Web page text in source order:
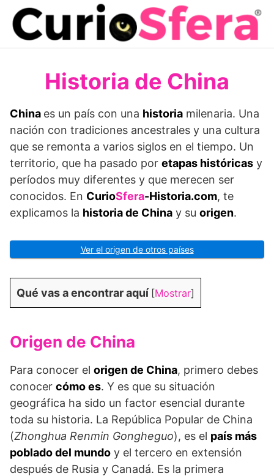
Saltar
contenido
Historia de China
China es un país con una historia milenaria. Una
nación con tradiciones ancestrales y una cultura
que se remonta a varios siglos en el tiempo. Un
territorio, que ha pasado por etapas históricas y
períodos muy diferentes y que merecen ser
conocidos. En CurioSfera-Historia.com, te
explicamos la historia de China y su origen.
Ver el origen de otros países
Qué vas a encontrar aquí [Mostrar]
Origen de China
Para conocer el origen de China, primero debes
conocer cómo es. Y es que su situación
geográfica ha sido un factor esencial durante
toda su historia. La República Popular de China
(Zhonghua Renmin Gongheguo), es el país más
poblado del mundo y el tercero en extensión
después de Rusia y Canadá. Es la primera